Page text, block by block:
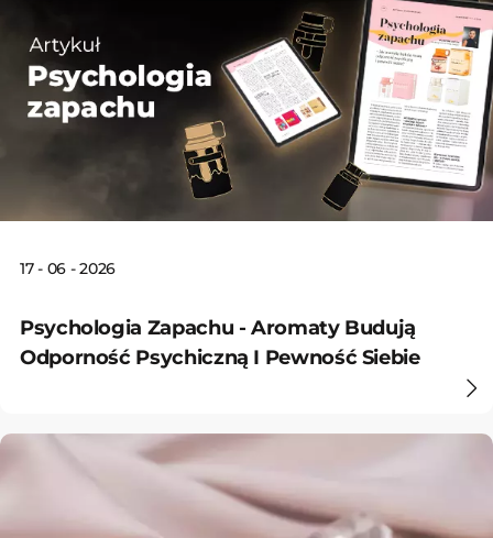
17 - 06 - 2026
Psychologia Zapachu - Aromaty Budują
Odporność Psychiczną I Pewność Siebie